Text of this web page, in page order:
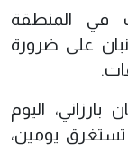
في المنطقة
على ضرورة
اليوم
تستغرق يومين،